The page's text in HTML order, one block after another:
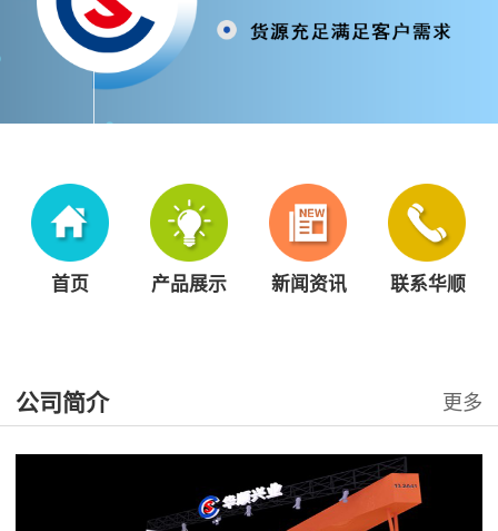
首页 产品展示 新闻资讯 联系华顺
公司简介 更多